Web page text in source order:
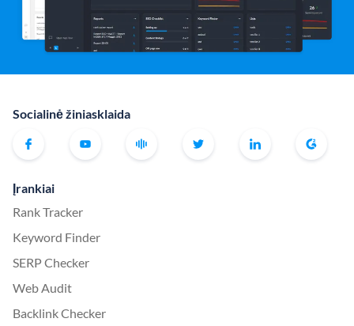
Socialinė žiniasklaida
Įrankiai
Rank Tracker
Keyword Finder
SERP Checker
Web Audit
Backlink Checker